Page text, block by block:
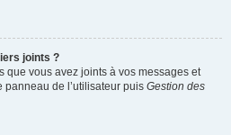
joints ?
que vous avez joints à vos messages et
de l’utilisateur puis Gestion des